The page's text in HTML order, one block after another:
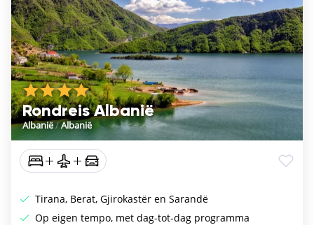
Rondreis Albanië
Albanië/Albanië
Tirana, Berat, Gjirokastër en Sarandë
Op eigen tempo, met dag-tot-dag programma